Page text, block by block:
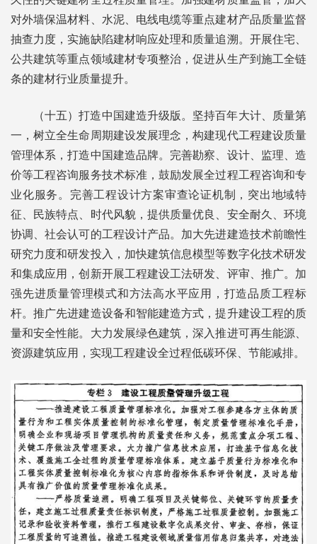
对外墙保温材料、水泥、电线电缆等重点建材产品质量监督
抽查力度，实施缺陷建材响应处理和质量追溯。开展住宅、
公共建筑等重点领域建材专项整治，促进从生产到施工全链
条的建材行业质量提升。
（十五）打造中国建造升级版。坚持百年大计、质量第
一，树立全生命周期建设发展理念，构建现代工程建设质量
管理体系，打造中国建造品牌。完善勘察、设计、监理、造
价等工程咨询服务技术标准，鼓励发展全过程工程咨询和专
业化服务。完善工程设计方案审查论证机制，突出地域特
征、民族特点、时代风貌，提供质量优良、安全耐久、环境
协调、社会认可的工程设计产品。加大先进建造技术前瞻性
研究力度和研发投入，加快建筑信息模型等数字化技术研发
和集成应用，创新开展工程建设工法研发、评审、推广。加
强先进质量管理模式和方法高水平应用，打造品质工程标
杆。推广先进建造设备和智能建造方式，提升建设工程的质
量和安全性能。大力发展绿色建筑，深入推进可再生能源、
资源建筑应用，实现工程建设全过程低碳环保、节能减排。